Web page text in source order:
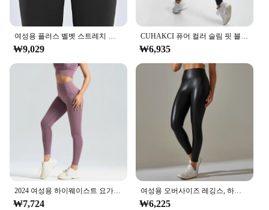
lounging at home, these leggings are your go-to
choice. The high-waisted cut provides a smooth,
tummy-controlling effect, while the stretch fabric
ensures a snug fit that moves with you.
**Versatile and Functional for Every Occasion**
Our HighWaisted Leggings are not just about looks;
they're built for functionality. The moisture-wicking
and breathable fabric keeps you cool and dry during
intense workouts or casual outings. The sleek
design makes them a perfect match for any top,
from a casual tee to a sophisticated blouse. The
leggings are available in a variety of sizes, ensuring
that every woman can find the perfect fit for her
body type. Their durability and ease of care make
them a staple in any wardrobe.
여성용 플러스 벨벳 스트레치 레깅스, 하이웨이스트 따뜻한 레깅스, 캐주얼 두꺼운 겨울 레깅스
₩9,029
CUHAKCI 퓨어 컬러 슬림 핏 블랙 캐주얼 펜슬 팬츠 여성 운동 심리스 요가 레깅스, 고탄성 제깅스
₩6,935
2024 여성용 하이웨이스트 요가 레깅스, 부드러운 통기성 스포츠 타이츠, 피트니스 체육관 신축성 바지, Y2K, 신상
₩7,724
여성용 오버사이즈 레깅스, 하이웨이스트 타이트하고 섹시한 PU 가죽 바지, 컬러풀한 요가 바지, 트렌디 신상
₩6,225